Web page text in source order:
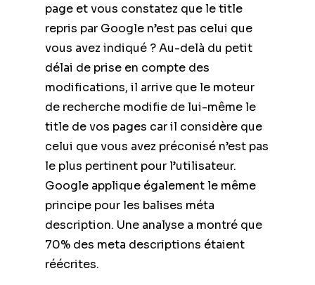
page et vous constatez que le title
repris par Google n’est pas celui que
vous avez indiqué ? Au-delà du petit
délai de prise en compte des
modifications, il arrive que le moteur
de recherche modifie de lui-même le
title de vos pages car il considère que
celui que vous avez préconisé n’est pas
le plus pertinent pour l’utilisateur.
Google applique également le même
principe pour les balises méta
description. Une analyse a montré que
70% des meta descriptions étaient
réécrites.